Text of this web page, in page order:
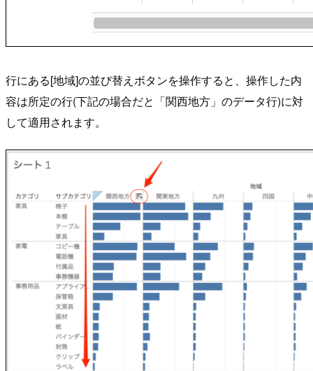
行にある[地域]の並び替えボタンを操作すると、操作した内
容は所定の行(下記の場合だと「関西地方」のデータ行)に対
して適用されます。